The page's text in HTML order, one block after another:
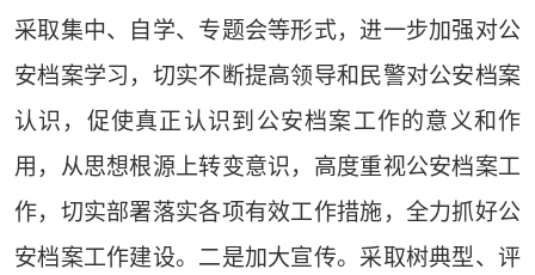
采取集中、自学、专题会等形式，进一步加强对公
安档案学习，切实不断提高领导和民警对公安档案
认识，促使真正认识到公安档案工作的意义和作
用，从思想根源上转变意识，高度重视公安档案工
作，切实部署落实各项有效工作措施，全力抓好公
安档案工作建设。二是加大宣传。采取树典型、评